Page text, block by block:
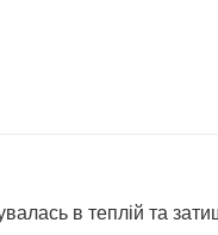
в теплій та